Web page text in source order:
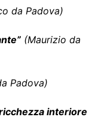
da Padova)
(Maurizio da
Padova)
interiore